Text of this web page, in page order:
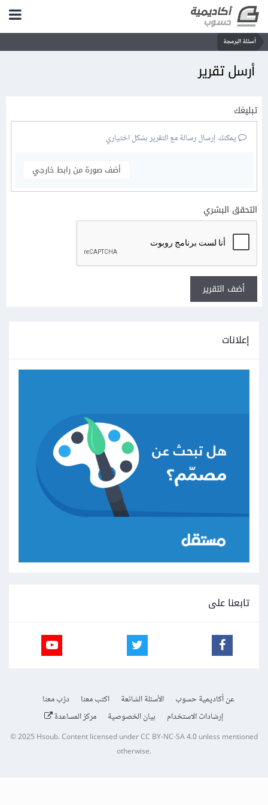
أسئلة البرمجة
أرسل تقرير
تبليغك
يمكنك إرسال رسالة مع التقرير بشكل اختياري
أضف صورة من رابط خارجي
التحقق البشري
أضف التقرير
إعلانات
تابعنا على
عن أكاديمية حسوب الأسئلة الشائعة اكتب معنا
درّب معنا
إرشادات الاستخدام
بيان الخصوصية مركز المساعدة
© 2025 Hsoub.Content licensed underCC BY-NC-SA 4.0unless mentioned
otherwise.